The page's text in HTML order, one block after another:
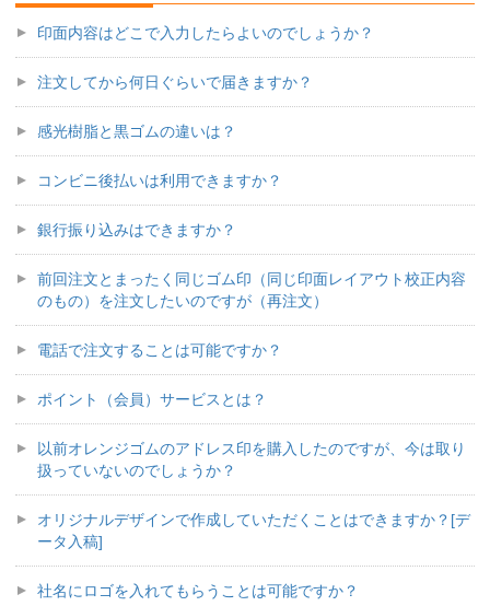
印面内容はどこで入力したらよいのでしょうか？
注文してから何日ぐらいで届きますか？
感光樹脂と黒ゴムの違いは？
コンビニ後払いは利用できますか？
銀行振り込みはできますか？
前回注文とまったく同じゴム印（同じ印面レイアウト校正内容
のもの）を注文したいのですが（再注文）
電話で注文することは可能ですか？
ポイント（会員）サービスとは？
以前オレンジゴムのアドレス印を購入したのですが、今は取り
扱っていないのでしょうか？
オリジナルデザインで作成していただくことはできますか？[デ
ータ入稿]
社名にロゴを入れてもらうことは可能ですか？